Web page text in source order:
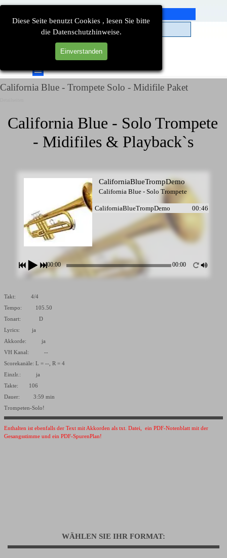
Diese Seite benutzt Cookies , lesen Sie bitte
die Datenschutzhinweise.
Einverstanden
Direkt zum Seiteninhalt
Menü überspringen
California Blue - Trompete Solo - Midifile Paket
California Blue - Solo Trompete
- Midifiles & Playback`s
CaliforniaBlueTrompDemo
California Blue - Solo Trompete
CaliforniaBlueTrompDemo 00:46
00:00 00:00
Takt: 4/4
Tempo: 105.50
Tonart: D
Lyrics: ja
Akkorde: ja
VH Kanal: --
Scorekanäle: L = --, R = 4
Einzlr.: ja
Takte: 106
Dauer: 3:59 min
Trompeten-Solo!
Enthalten ist ebenfalls der Text mit Akkorden als txt. Datei, ein PDF-Notenblatt mit der
Gesangsstimme und ein PDF-SpurenPlan!
WÄHLEN SIE IHR FORMAT: